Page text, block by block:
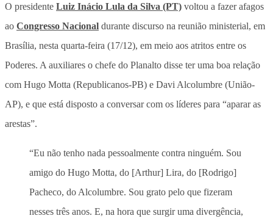
O presidente Luiz Inácio Lula da Silva (PT) voltou a fazer afagos
ao Congresso Nacional durante discurso na reunião ministerial, em
Brasília, nesta quarta-feira (17/12), em meio aos atritos entre os
Poderes. A auxiliares o chefe do Planalto disse ter uma boa relação
com Hugo Motta (Republicanos-PB) e Davi Alcolumbre (União-
AP), e que está disposto a conversar com os líderes para “aparar as
arestas”.
“Eu não tenho nada pessoalmente contra ninguém. Sou
amigo do Hugo Motta, do [Arthur] Lira, do [Rodrigo]
Pacheco, do Alcolumbre. Sou grato pelo que fizeram
nesses três anos. E, na hora que surgir uma divergência,